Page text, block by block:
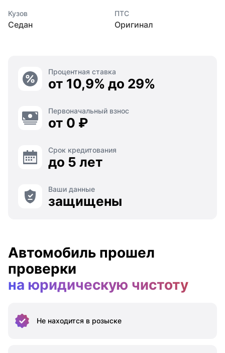
Кузов
Седан
ПТС
Оригинал
Процентная ставка
от 10,9% до 29%
Первоначальный взнос
от 0 ₽
Срок кредитования
до 5 лет
Ваши данные
защищены
Автомобиль прошел
проверки
на юридическую чистоту
Не находится в розыске